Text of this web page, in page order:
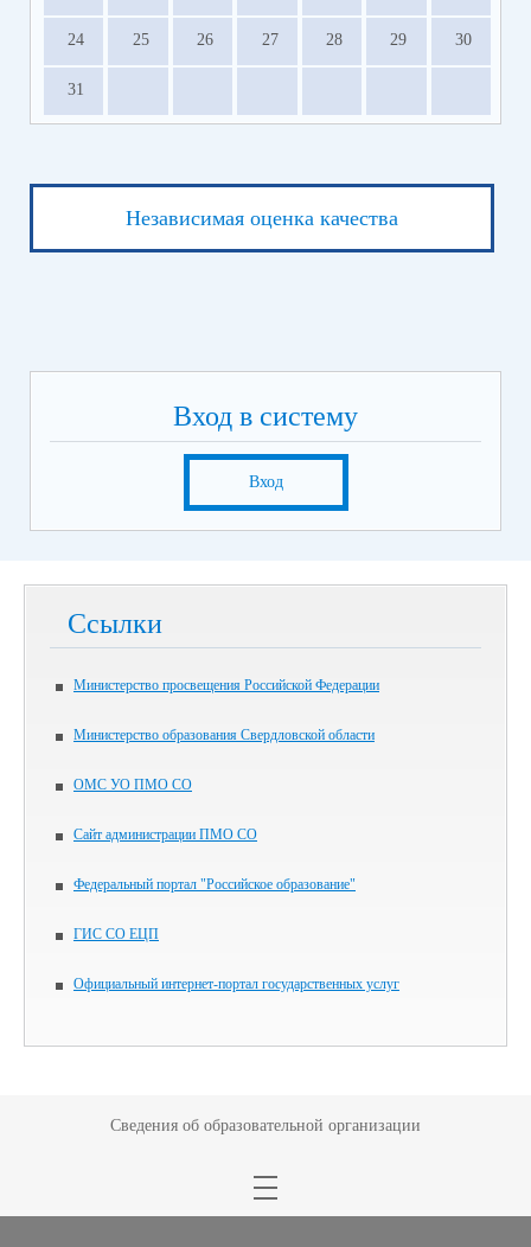
24 25 26 27 28 29 30
31
Независимая оценка качества
Вход в систему
Вход
Ссылки
Министерство просвещения Российской Федерации
Министерство образования Свердловской области
ОМС УО ПМО СО
Сайт администрации ПМО СО
Федеральный портал "Российское образование"
ГИС СО ЕЦП
Официальный интернет-портал государственных услуг
Сведения об образовательной организации